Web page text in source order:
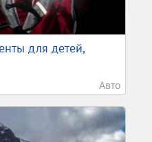
для детей,
Авто